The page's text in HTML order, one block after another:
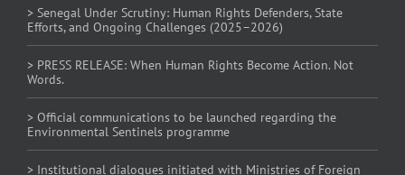
> Senegal Under Scrutiny: Human Rights Defenders, State
Efforts, and Ongoing Challenges (2025–2026)
> PRESS RELEASE: When Human Rights Become Action. Not
Words.
> Official communications to be launched regarding the
Environmental Sentinels programme
> Institutional dialogues initiated with Ministries of Foreign